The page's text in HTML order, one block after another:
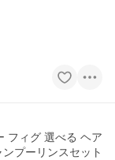
べる ヘア
プーリンスセット